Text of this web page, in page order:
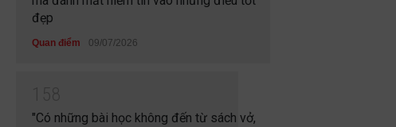
đẹp
Quan điểm 09/07/2026
"Có những bài học không đến từ sách vở,